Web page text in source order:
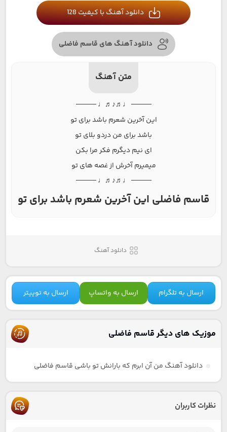
دانلود آهنگ با کیفیت 128
دانلود آهنگ های قاسم فاضلی
متن آهنگ
──── ♩♬♪♬♩ ────
این آخرین شعرم باشد برای تو
باشد برای من دردو بلای تو
ای نیم دیگرم فکر مرا بکن
میمیرم آخرش از غصه های تو
──── ♩♬♪♬♩ ────
قاسم فاضلی این آخرین شعرم باشد برای تو
دانلود آهنگ
ارسال به تلگرام ارسال به واتساپ ارسال به توییتر
موزیک های دیگر قاسم فاضلی
دانلود آهنگ من آن ابرم که بارانش تو باشی قاسم فاضلی
نظرات کاربران